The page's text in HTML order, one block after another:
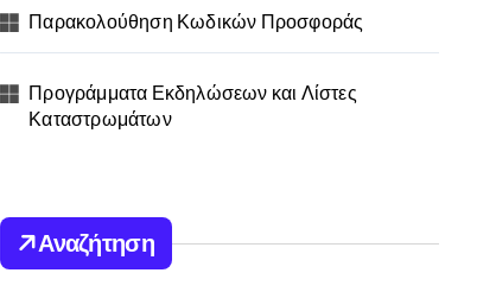
Παρακολούθηση Κωδικών Προσφοράς
Προγράμματα Εκδηλώσεων και Λίστες
Καταστρωμάτων
Αναζήτηση